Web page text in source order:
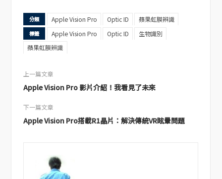
分類 Apple Vision Pro Optic ID 蘋果虹膜辨識
標籤 Apple Vision Pro Optic ID
生物識別
蘋果虹膜辨識
上一篇文章
Apple Vision Pro 影片介紹！我看見了未來
下一篇文章
Apple Vision Pro搭載R1晶片：解決傳統VR眩暈問題